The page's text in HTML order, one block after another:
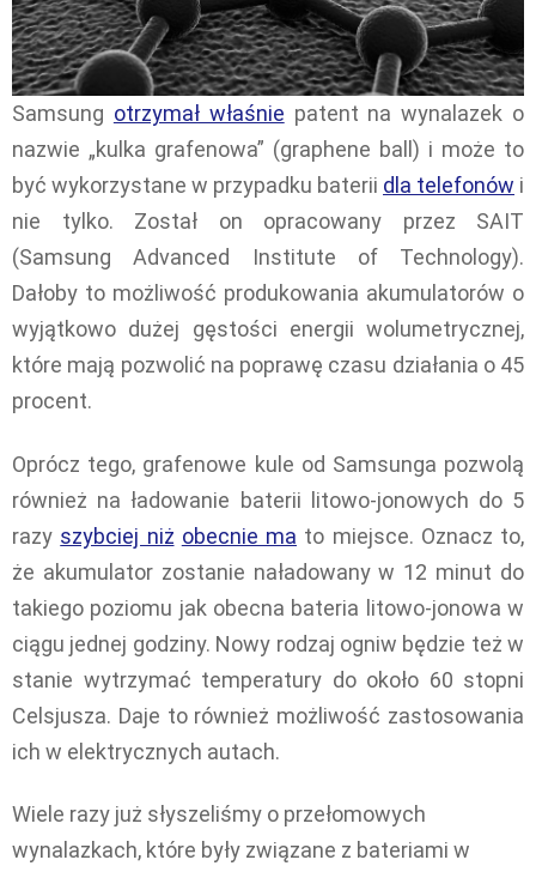
Samsung otrzymał właśnie patent na wynalazek o
nazwie „kulka grafenowa” (graphene ball) i może to
być wykorzystane w przypadku baterii dla telefonów i
nie tylko. Został on opracowany przez SAIT
(Samsung Advanced Institute of Technology).
Dałoby to możliwość produkowania akumulatorów o
wyjątkowo dużej gęstości energii wolumetrycznej,
które mają pozwolić na poprawę czasu działania o 45
procent.
Oprócz tego, grafenowe kule od Samsunga pozwolą
również na ładowanie baterii litowo-jonowych do 5
razy szybciej niż obecnie ma to miejsce. Oznacz to,
że akumulator zostanie naładowany w 12 minut do
takiego poziomu jak obecna bateria litowo-jonowa w
ciągu jednej godziny. Nowy rodzaj ogniw będzie też w
stanie wytrzymać temperatury do około 60 stopni
Celsjusza. Daje to również możliwość zastosowania
ich w elektrycznych autach.
Wiele razy już słyszeliśmy o przełomowych
wynalazkach, które były związane z bateriami w